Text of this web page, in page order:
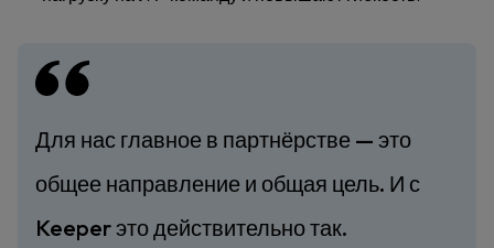
Для нас главное в партнёрстве — это
общее направление и общая цель. И с
Keeper это действительно так.